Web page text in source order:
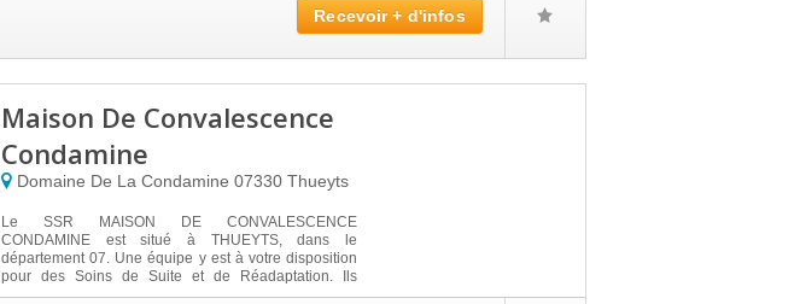
Recevoir + d'infos
Maison De Convalescence
Condamine
Domaine De La Condamine 07330 Thueyts
Le SSR MAISON DE CONVALESCENCE
CONDAMINE est situé à THUEYTS, dans le
département 07. Une équipe y est à votre disposition
pour des Soins de Suite et de Réadaptation. Ils
sauront p...